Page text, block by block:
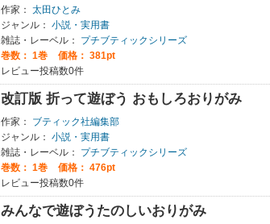
作家： 太田ひとみ
ジャンル： 小説・実用書
雑誌・レーベル：
プチブティックシリーズ
巻数： 1巻
価格： 381pt
レビュー投稿数0件
改訂版 折って遊ぼう おもしろおりがみ
作家：
ブティック社編集部
ジャンル： 小説・実用書
雑誌・レーベル：
プチブティックシリーズ
巻数： 1巻
価格： 476pt
レビュー投稿数0件
みんなで遊ぼうたのしいおりがみ